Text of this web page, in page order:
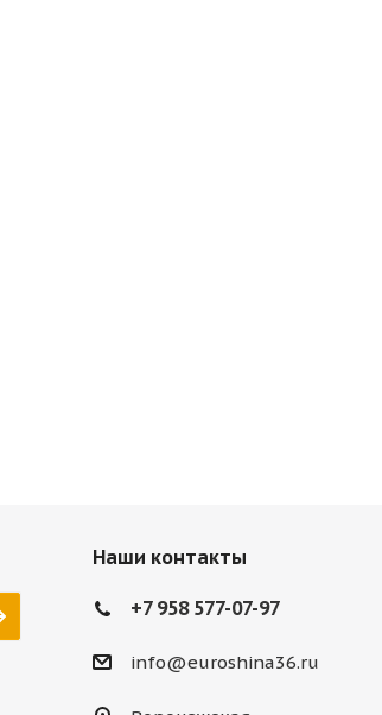
Наши контакты
+7 958 577-07-97
info@euroshina36.ru